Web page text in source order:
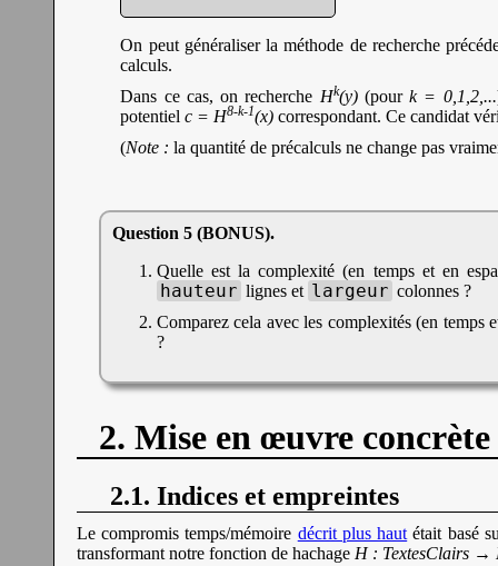
On peut généraliser la méthode de recherche
calculs.
Dans ce cas, on recherche Hk(y)(pourk = 0,1,2,...
potentielc = H8-k-1(x) correspondant. Ce candidat
(Note : la quantité de précalculs ne change pas
Quelle est la complexité (en temps et en
hauteur lignes et largeur colonnes ?
Comparez cela avec les complexités (en temps
?
2. Mise en œuvre
2.1. Indices et empreintes
Le compromis temps/mémoire décrit plus haut était basé
transformant notre fonction de hachage H : TextesClairs →